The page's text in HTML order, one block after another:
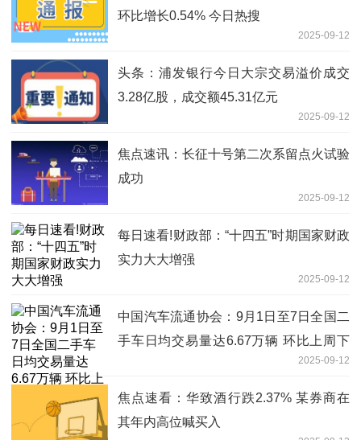
环比增长0.54% 今日热搜
2025-09-12
头条：浦发银行今日大宗交易溢价成交
3.28亿股，成交额45.31亿元
2025-09-12
焦点速讯：长征十号第二次系留点火试验
成功
2025-09-12
每日速看!财政部：“十四五”时期国家财政
实力大大增强
2025-09-12
中国汽车流通协会：9月1日至7日全国二
手车日均交易量达6.67万辆 环比上周下
2025-09-12
焦点速看：华致酒行跌2.37% 某券商在
其年内高位喊买入